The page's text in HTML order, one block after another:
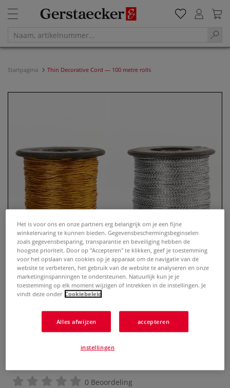
Startpagina Thin Decorative Cord — 100 metre rolls
Thin Decorative Cord — 100
0 Beoordeling
Het is voor ons en onze partners erg belangrijk om je een fijne
winkelervaring te kunnen bieden. Gegevensbeschermingsbeginselen
zoals gegevensbesparing, transparantie en beveiliging hebben de
hoogste prioriteit. Door op "Accepteren" te klikken, geef je toestemming
voor het opslaan van cookies op je apparaat om de navigatie van de
website te verbeteren, het gebruik van de website te analyseren en onze
marketinginspanningen te ondersteunen. Natuurlijk kun je je
toestemming op elk moment wijzigen of intrekken in de instellingen. Je
vindt deze onder Cookiebeleid
Alles afwijzen accepteren
instellingen